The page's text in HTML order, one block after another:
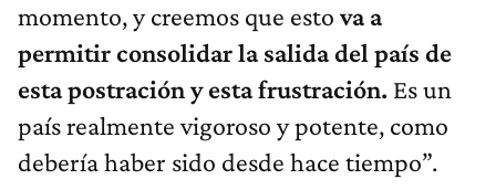
momento, y creemos que estova a
permitir consolidar la salida del país de
esta postración y esta frustración. Es un
país realmente vigoroso y potente, como
debería haber sido desde hace tiempo”.